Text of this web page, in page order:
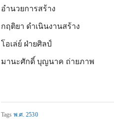
อำนวยการสร้าง
กฤติยา ดำเนินงานสร้าง
โอเล่ย์ ฝ่ายศิลป์
มานะศักดิ์ บุญนาค ถ่ายภาพ
Tags พ.ศ. 2530